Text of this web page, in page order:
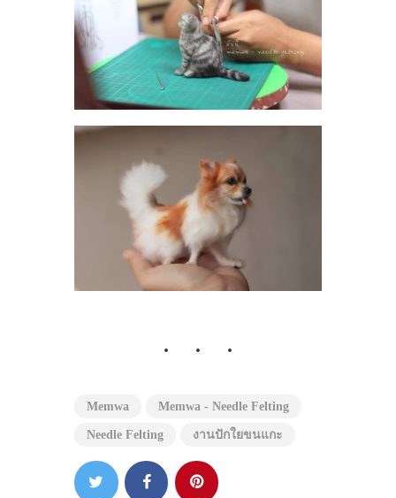
Memwa Memwa - Needle Felting
Needle Felting งานปักใยขนแกะ